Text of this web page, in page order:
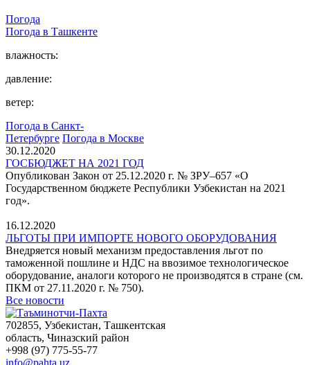
Погода
Погода в Ташкентe
влажность:
давление:
ветер:
Погода в Санкт-
Петербурге Погода в Москве
30.12.2020
ГОСБЮДЖЕТ НА 2021 ГОД
Опубликован Закон от 25.12.2020 г. № ЗРУ–657 «О
Государственном бюджете Республики Узбекистан на 2021
год».
16.12.2020
ЛЬГОТЫ ПРИ ИМПОРТЕ НОВОГО ОБОРУДОВАНИЯ
Внедряется новый механизм предоставления льгот по
таможенной пошлине и НДС на ввозимое технологическое
оборудование, аналоги которого не производятся в стране (см.
ПКМ от 27.11.2020 г. № 750).
Все новости
702855, Узбекистан, Ташкентская
область, Чиназский район
+998 (97) 775-55-77
info@pahta.uz